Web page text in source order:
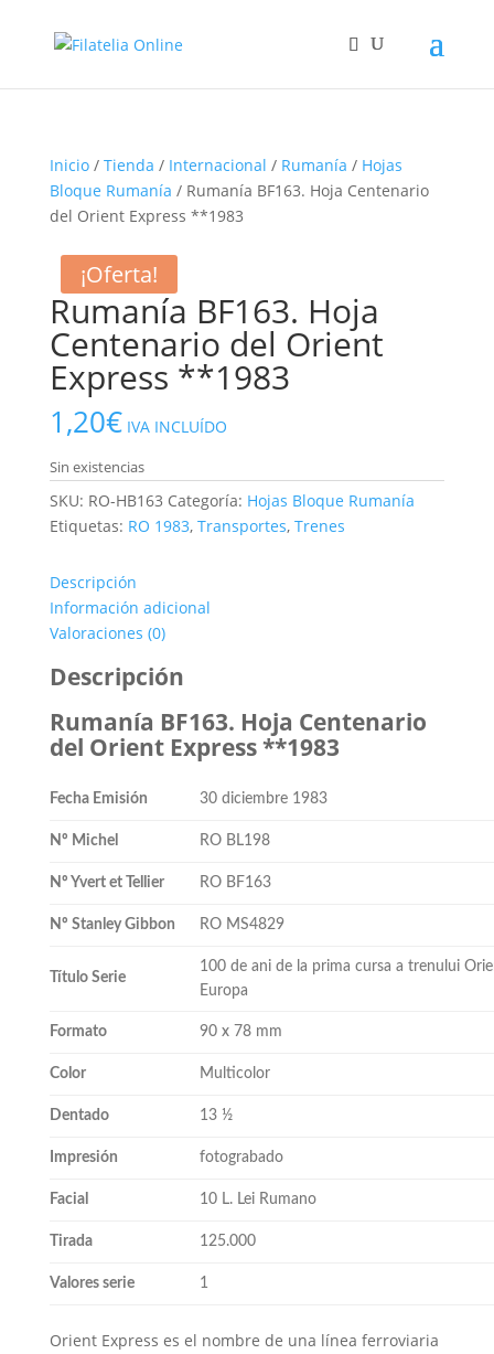
Inicio/ Tienda / Internacional / Rumanía / Hojas
Bloque Rumanía / Rumanía BF163. Hoja Centenario
del Orient Express **1983
Rumanía BF163. Hoja
Centenario del Orient
Express **1983
1,20€ IVA INCLUÍDO
Sin existencias
SKU: RO-HB163 Categoría: Hojas Bloque Rumanía
Etiquetas: RO 1983, Transportes, Trenes
Descripción
Información adicional
Valoraciones (0)
Descripción
Rumanía BF163. Hoja Centenario
del Orient Express **1983
Fecha Emisión 30 diciembre 1983
Nº Michel RO BL198
Nº Yvert et Tellier RO BF163
Nº Stanley Gibbon RO MS4829
Título Serie
100 de ani de la prima cursa a trenului
Europa
Formato 90 x 78 mm
Color Multicolor
Dentado 13 ½
Impresión fotograbado
Facial 10 L. Lei Rumano
Tirada 125.000
Valores serie 1
Orient Express es el nombre de una línea ferroviaria
¡Oferta!